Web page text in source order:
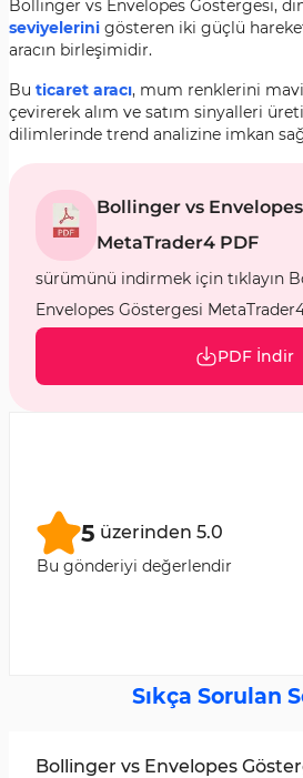
Bollinger vs Envelopes Göstergesi,
seviyelerini gösteren iki güçlü
aracın birleşimidir.
Bu ticaret aracı, mum renklerini mavi
çevirerek alım ve satım sinyalleri
dilimlerinde trend analizine imkan
Bollinger vs
MetaTrader4 PDF
sürümünü indirmek için tıklayın
Envelopes Göstergesi
PDF İndir
5 üzerinden 5.0
Bu gönderiyi değerlendir
Sıkça Sorulan
Bollinger vs Envelopes